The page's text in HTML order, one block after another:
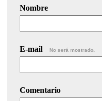
Nombre
E-mail No será mostrado.
Comentario